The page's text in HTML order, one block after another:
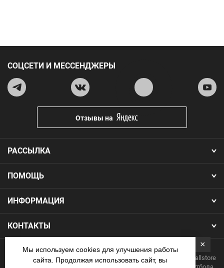
ПОМОЩЬ
ИНФОРМАЦИЯ
КОНТАКТЫ
РАССЫЛКА
СОЦСЕТИ И МЕССЕНДЖЕРЫ
Отзывы на
Copyright 2026.Все права защищены. Интернет-магазин Footballstore
×
Мы используем cookies для улучшения работы
сайта. Продолжая использовать сайт, вы